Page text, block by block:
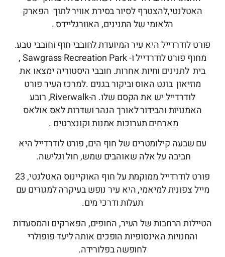
האטלנטי,להצטרף לסיור בסירת אוויר לתוך הפארק
הלאומי של התנינים, האוורגליידס .
פורט לודרדייל היא עיר המיועדת לחובבי חוף וחובבי טבע.
מחוף פורט לודרדייל ו- Sawgrass Recreation Park ,
בית לתנינים וחיות אחרות. חובבי היסטוריה ימצאו את
מוזיאון בונט האוס וביקור בגנים .למרכז העיר פורט
לודרדייל יש את הקסם שלו. ה-Riverwalk, רובע
האמנויות והבידור לאורך הנהר ושדרות לאס אולאס
מארחים תערוכות אמנות וקונצרטים .
עם שבעה קילומטרים של חוף הים, פורט לודרדייל היא
חביבה על אלה שאוהבים שמש, חול וגלישה.
פורט לודרדייל ממוקמת על חוף האוקיינוס ​​האטלנטי, 23
מייל צפונית למיאמי, היא עיר נופש בעיקרה למגורים עם
תעלות ודרכי מים.
הטיילות הרחבות של העיר, החופים, הפארקים והמסעדות
והחנויות האינסופיות הופכים אותה ליעד פופולרי
לחופשה בפלורידה.